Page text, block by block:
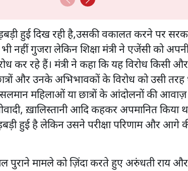
हुई दिख रही है,उसकी वकालत करने पर
नहीं गुजरा लेकिन शिक्षा मंत्री ने एजेंसी को
कर रहे हैं। मंत्री ने कहा कि यह विरोध किसी
और उनके अभिभावकों के विरोध को उसी
महिलाओं या छात्रों के आंदोलनों की
ख़ालिस्तानी आदि कहकर अपमानित किया
हुई है लेकिन उसने परीक्षा परिणाम और आगे
पुराने मामले को ज़िंदा करते हुए अरुंधती राय